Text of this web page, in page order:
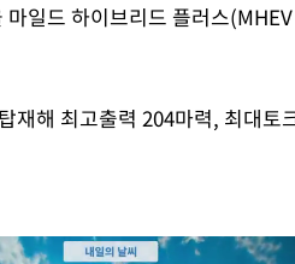
일드 하이브리드 플러스
재해 최고출력 204마력, 최대